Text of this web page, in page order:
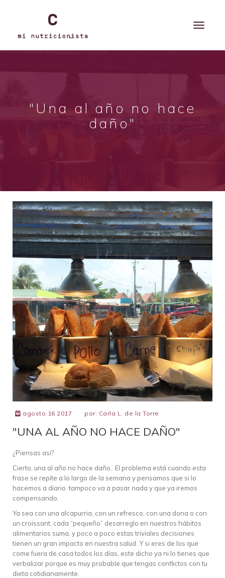
"Una al año no hace
daño"
agosto 16 2017 por: Carla L. de la Torre
"UNA AL AÑO NO HACE DAÑO"
¿Piensas así?
Cierto, una al año no hace daño. El problema está cuando esta
frase se repite a lo largo de la semana y pensamos que si lo
hacemos a diario tampoco va a pasar nada y que ya iremos
compensando.
Ya sea con una alcapurria, con un refresco, con una dona o con
un croissant, cada “pequeño” desarreglo en nuestros hábitos
alimentarios suma, y poco a poco estas triviales decisiones
tienen un gran impacto en nuestra salud. Y si eres de los que
come fuera de casa todos los días, este dicho ya ni lo tienes que
verbalizar porque es muy probable que tengas conflictos con tu
dieta cotidianamente.